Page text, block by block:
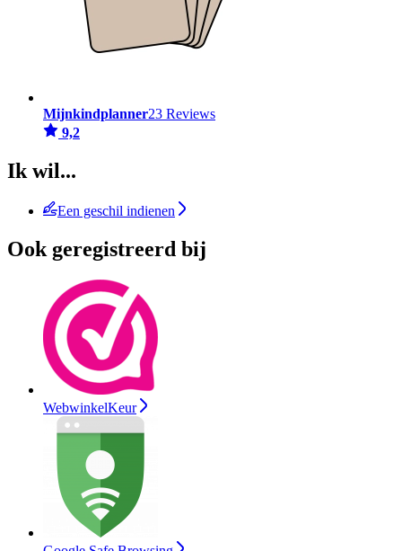
Mijnkindplanner23 Reviews
9,2
Ik wil...
Een geschil indienen
Ook geregistreerd bij
WebwinkelKeur